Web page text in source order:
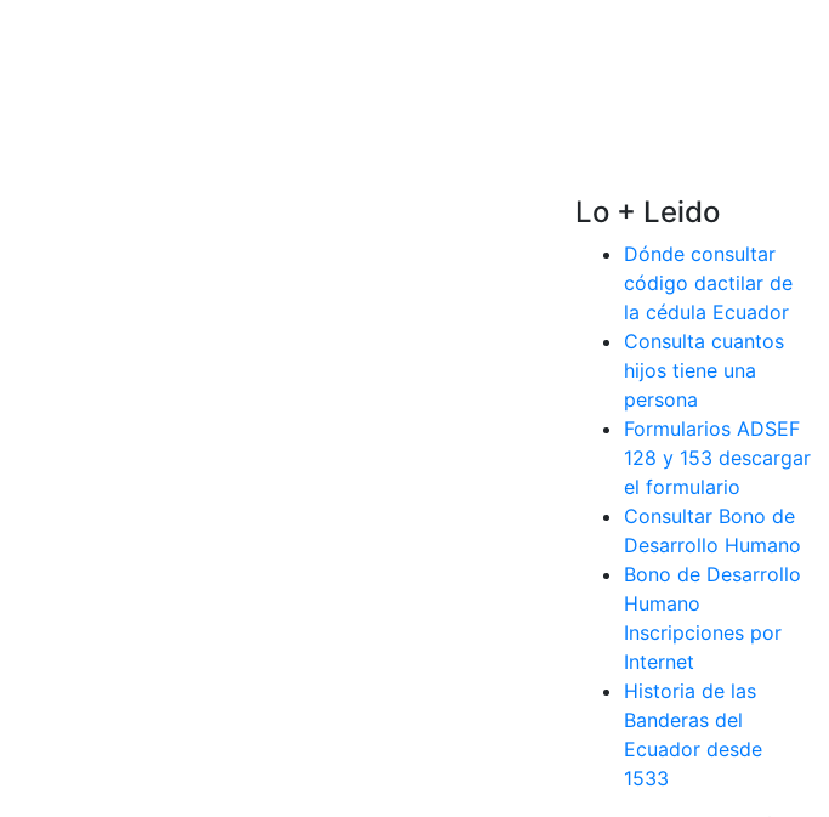
Lo + Leido
Dónde consultar
código dactilar de
la cédula Ecuador
Consulta cuantos
hijos tiene una
persona
Formularios ADSEF
128 y 153 descargar
el formulario
Consultar Bono de
Desarrollo Humano
Bono de Desarrollo
Humano
Inscripciones por
Internet
Historia de las
Banderas del
Ecuador desde
1533